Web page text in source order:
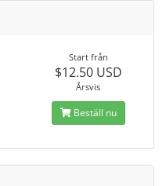
Start från
$12.50 USD
Årsvis
Beställ nu